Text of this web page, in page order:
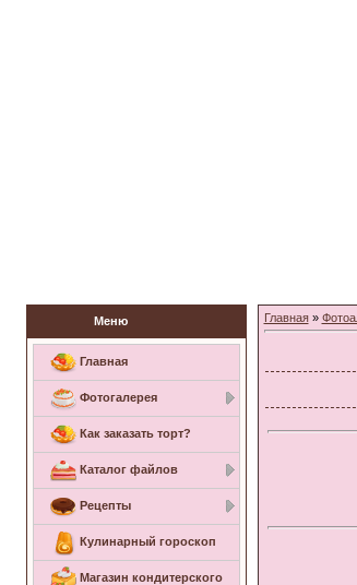
Меню
Главная
Фотогалерея
Как заказать торт?
Каталог файлов
Рецепты
Кулинарный гороскоп
Магазин кондитерского
Главная»